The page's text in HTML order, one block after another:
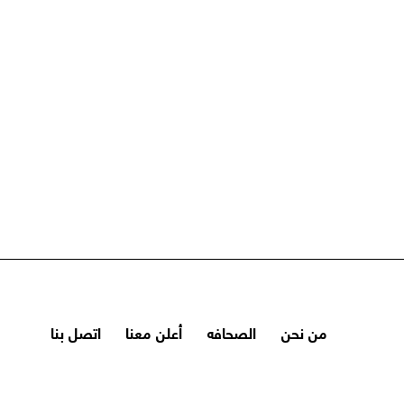
من نحن الصحافه أعلن معنا اتصل بنا